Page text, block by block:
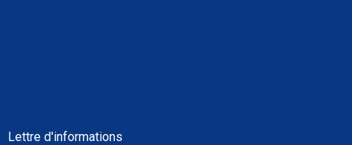
Lettre d'informations